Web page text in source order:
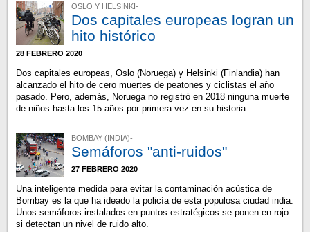
OSLO Y HELSINKI-
Dos capitales europeas logran un
hito histórico
28 FEBRERO 2020
Dos capitales europeas, Oslo (Noruega) y Helsinki (Finlandia) han
alcanzado el hito de cero muertes de peatones y ciclistas el año
pasado. Pero, además, Noruega no registró en 2018 ninguna muerte
de niños hasta los 15 años por primera vez en su historia.
BOMBAY (INDIA)-
Semáforos "anti-ruidos"
27 FEBRERO 2020
Una inteligente medida para evitar la contaminación acústica de
Bombay es la que ha ideado la policía de esta populosa ciudad india.
Unos semáforos instalados en puntos estratégicos se ponen en rojo
si detectan un nivel de ruido alto.